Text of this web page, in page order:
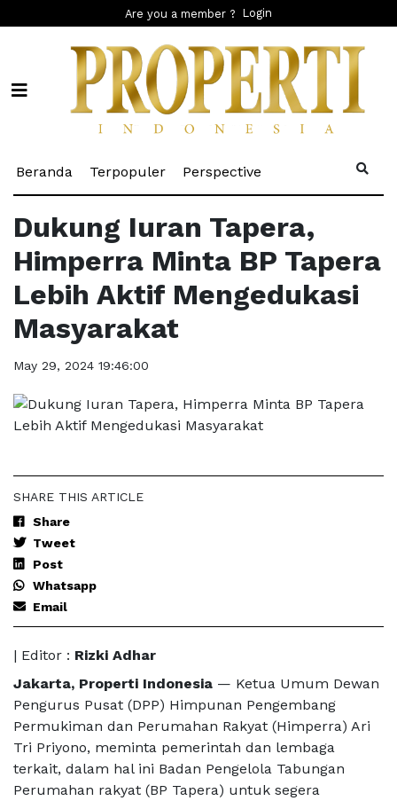
Are you a member ? Login
Beranda (current)
Terpopuler(current)
Perspective
Dukung Iuran Tapera,
Himperra Minta BP Tapera
Lebih Aktif Mengedukasi
Masyarakat
May 29, 2024 19:46:00
SHARE THIS ARTICLE
Share
Tweet
Post
Whatsapp
Email
| Editor : Rizki Adhar
Jakarta, Properti Indonesia — Ketua Umum Dewan
Pengurus Pusat (DPP) Himpunan Pengembang
Permukiman dan Perumahan Rakyat (Himperra) Ari
Tri Priyono, meminta pemerintah dan lembaga
terkait, dalam hal ini Badan Pengelola Tabungan
Perumahan rakyat (BP Tapera) untuk segera